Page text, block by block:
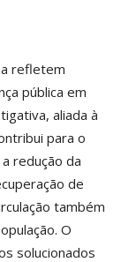
refletem
pública em
aliada à
para o
redução da
de
também
O
solucionados